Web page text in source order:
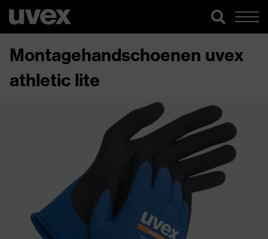
Montagehandschoenen uvex
athletic lite